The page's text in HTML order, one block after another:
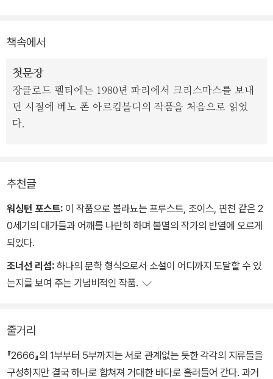
말하고자 한 바를 고스란히 담고 있다. 비록 작품의 완성을 목전에 두
고 숨을 거두어 <미완의 유작>이 되었지만, 이 시대의 비극을 향한
작가의 조망은 그 자체로도 이 시대에 통렬한 메시지를 전달한다. 범
죄, 죽음, 어둠 등 그가 주목한 이 시대에 만연한 극단적 잔혹함은 검
볼라뇨는 이 작품을 통해 악의 기원과 그 본질을 파헤치기 위한 광기
물이 중첩되면서 무한으로 증식하는 볼라뇨 작품의 특징이 가장 잘
드러난 이 작품을 읽다 보면, 흩어진 퍼즐 조각을 하나씩 맞추며 하나
의 그림을 완성해 나가는 것 같은 짜릿한 흥분과 가시지 않는 여운을
느끼게 될 것이다.
책속에서
첫문장
장클로드 펠티에는 1980년 파리에서 크리스마스를 보내
던 시절에 베노 폰 아르킴볼디의 작품을 처음으로 읽었
다.
추천글
워싱턴 포스트: 이 작품으로 볼라뇨는 프루스트, 조이스, 핀천 같은 2
0세기의 대가들과 어깨를 나란히 하며 불멸의 작가의 반열에 오르게
되었다.
조너선 리섬: 하나의 문학 형식으로서 소설이 어디까지 도달할 수 있
는지를 보여 주는 기념비적인 작품.
줄거리
『2666』의 1부부터 5부까지는 서로 관계없는 듯한 각각의 지류들을
구성하지만 결국 하나로 합쳐져 거대한 바다로 흘러들어 간다. 과거